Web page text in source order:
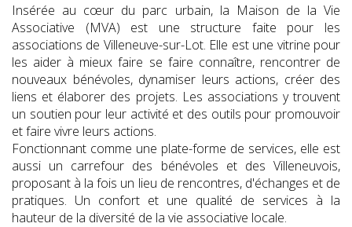
Insérée au cœur du parc urbain, la Maison de la Vie
Associative (MVA) est une structure faite pour les
associations de Villeneuve-sur-Lot. Elle est une vitrine pour
les aider à mieux faire se faire connaître, rencontrer de
nouveaux bénévoles, dynamiser leurs actions, créer des
liens et élaborer des projets. Les associations y trouvent
un soutien pour leur activité et des outils pour promouvoir
et faire vivre leurs actions.
Fonctionnant comme une plate-forme de services, elle est
aussi un carrefour des bénévoles et des Villeneuvois,
proposant à la fois un lieu de rencontres, d'échanges et de
pratiques. Un confort et une qualité de services à la
hauteur de la diversité de la vie associative locale.